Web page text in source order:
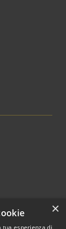
×
tua esperienza di